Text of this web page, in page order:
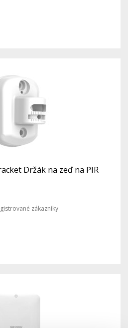
Držák na zeď na PIR
zákazníky